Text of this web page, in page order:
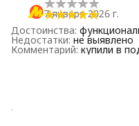
7 января 2026 г.
Достоинства:
Недостатки: не выявлено
Комментарий: купили в